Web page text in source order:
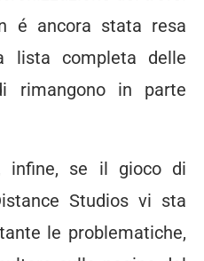
é ancora stata resa
lista completa delle
rimangono in parte
infine, se il gioco di
Studios vi sta
le problematiche,